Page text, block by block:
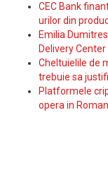
CEC Bank
urilor din
Emilia
Delivery
Cheltuielile de
trebuie sa
Platformele
opera in